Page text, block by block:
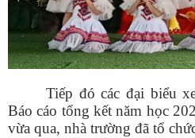
Tiếp đó các đại biểu
Báo cáo tổng kết năm học
vừa qua, nhà trường đã tổ